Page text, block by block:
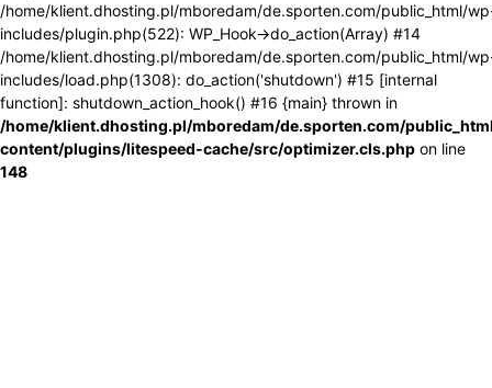
/home/klient.dhosting.pl/mboredam/de.sporten.com/public_html/
includes/plugin.php(522): WP_Hook->do_action(Array) #14
/home/klient.dhosting.pl/mboredam/de.sporten.com/public_html/
includes/load.php(1308): do_action('shutdown') #15 [internal
function]: shutdown_action_hook() #16 {main} thrown in
/home/klient.dhosting.pl/mboredam/de.sporten.com/
content/plugins/litespeed-cache/src/optimizer.cls.php on line
148